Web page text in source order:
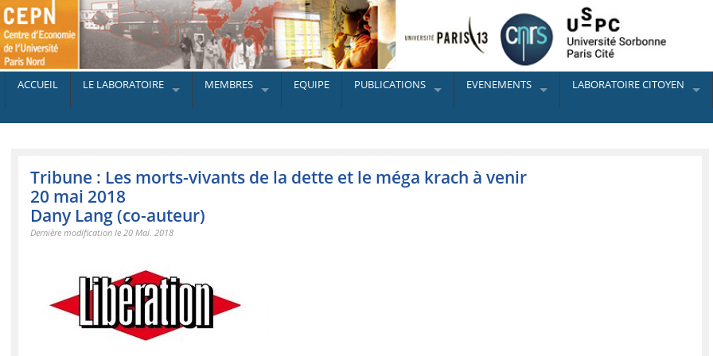
ACCUEIL LE LABORATOIRE MEMBRES EQUIPE PUBLICATIONS EVENEMENTS LABORATOIRE CITOYEN
Tribune : Les morts-vivants de la dette et le méga krach à venir
20 mai 2018
Dany Lang (co-auteur)
Dernière modification le 20 Mai. 2018